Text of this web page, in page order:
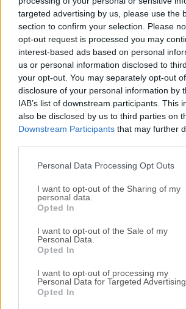
targeted advertising by us, please use the
section to confirm your selection. Please
opt-out request is processed you may
interest-based ads based on personal
us or personal information disclosed to
your opt-out. You may separately opt-out
disclosure of your personal information by
IAB’s list of downstream participants. This
also be disclosed by us to third parties on
Downstream Participants that may further
Personal Data Processing Opt Outs
I want to opt-out of the Sharing of my
personal data.
Opted In
I want to opt-out of the Sale of my
Personal Data.
Opted In
I want to opt-out of processing my
Personal Data for Targeted Advertising.
Opted In
Texto a Voz
Puedes hacer que TextSniper para
texto reconocido cuando lo necesites.
valiosa para los estudiantes de
personas que tienen dificultades para
pantalla. La función de texto a voz es
potente tecnología de asistencia para
Lector de códigos QR y de barras
Captura, extrae y convierte a texto
o de barras en un instante.
Puedesprobar TextSnipery más de
adicionales como CleanMyMac,
desde el sitio web, tendrás una
devolución de dinero de 7 días